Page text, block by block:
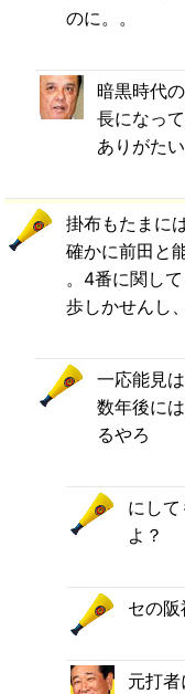
のに。。
暗黒時代
長になっ
ありがたい
掛布もたまに
確かに前田と
。4番に関し
歩しかせんし
一応能見
数年後に
るやろ
にし
よ？
セの
元打者